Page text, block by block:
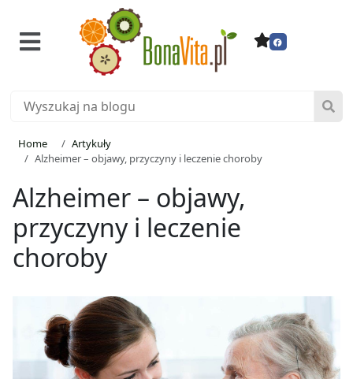
Home
Artykuły
Alzheimer – objawy, przyczyny i leczenie choroby
Alzheimer – objawy,
przyczyny i leczenie
choroby